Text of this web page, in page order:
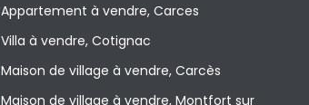
Appartement à vendre, Carces
Villa à vendre, Cotignac
Maison de village à vendre, Carcès
Maison de village à vendre, Montfort sur